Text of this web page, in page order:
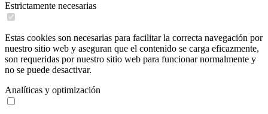
Estrictamente necesarias
Estas cookies son necesarias para facilitar la correcta navegación por
nuestro sitio web y aseguran que el contenido se carga eficazmente,
son requeridas por nuestro sitio web para funcionar normalmente y
no se puede desactivar.
Analíticas y optimización